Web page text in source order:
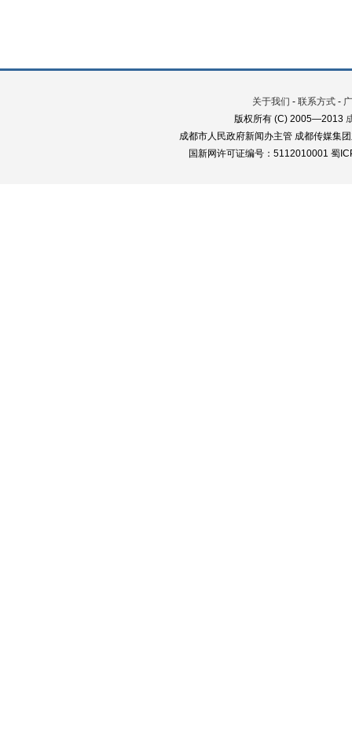
关于我们 - 联系方式 -
版权所有 (C) 2005—2013
成都市人民政府新闻办主管 成都传媒集
国新网许可证编号：5112010001 蜀